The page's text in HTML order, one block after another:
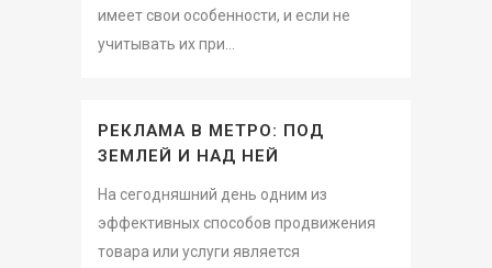
имеет свои особенности, и если не
учитывать их при...
РЕКЛАМА В МЕТРО: ПОД
ЗЕМЛЕЙ И НАД НЕЙ
На сегодняшний день одним из
эффективных способов продвижения
товара или услуги является